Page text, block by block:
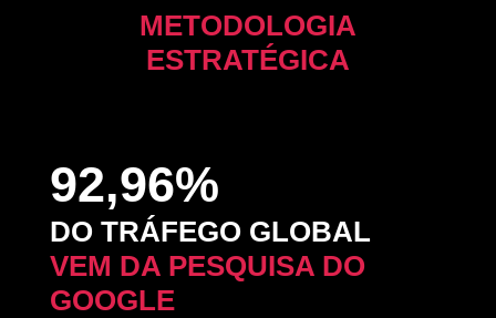
METODOLOGIA
ESTRATÉGICA
92,96%
DO TRÁFEGO GLOBAL
VEM DA PESQUISA DO
GOOGLE